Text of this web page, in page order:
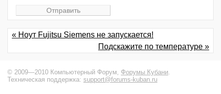
« Ноут Fujitsu Siemens не запускается!
Подскажите по температуре »
© 2009—2010 Компьютерный Форум, Форумы Кубани.
Техническая поддержка: support@forums-kuban.ru